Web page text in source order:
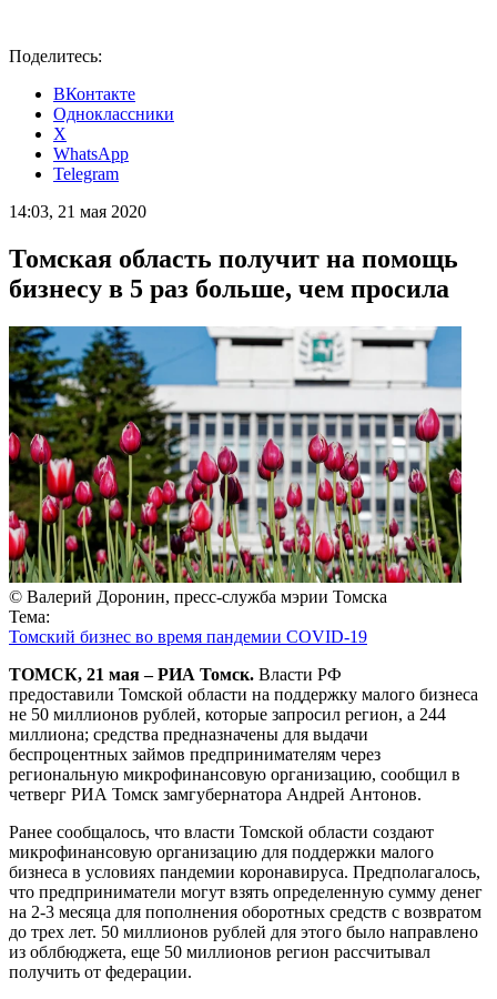
Поделитесь:
ВКонтакте
Одноклассники
X
WhatsApp
Telegram
14:03, 21 мая 2020
Томская область получит на помощь
бизнесу в 5 раз больше, чем просила
© Валерий Доронин, пресс-служба мэрии Томска
Тема:
Томский бизнес во время пандемии COVID-19
ТОМСК, 21 мая – РИА Томск. Власти РФ
предоставили Томской области на поддержку малого бизнеса
не 50 миллионов рублей, которые запросил регион, а 244
миллиона; средства предназначены для выдачи
беспроцентных займов предпринимателям через
региональную микрофинансовую организацию, сообщил в
четверг РИА Томск замгубернатора Андрей Антонов.
Ранее сообщалось, что власти Томской области создают
микрофинансовую организацию для поддержки малого
бизнеса в условиях пандемии коронавируса. Предполагалось,
что предприниматели могут взять определенную сумму денег
на 2-3 месяца для пополнения оборотных средств с возвратом
до трех лет. 50 миллионов рублей для этого было направлено
из облбюджета, еще 50 миллионов регион рассчитывал
получить от федерации.